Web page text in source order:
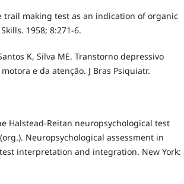
trail making test as an indication of organic
1958; 8:271-6.
K, Silva ME. Transtorno depressivo
e da atenção. J Bras Psiquiatr.
Halstead-Reitan neuropsychological test
Neuropsychological assessment in
interpretation and integration. New York: